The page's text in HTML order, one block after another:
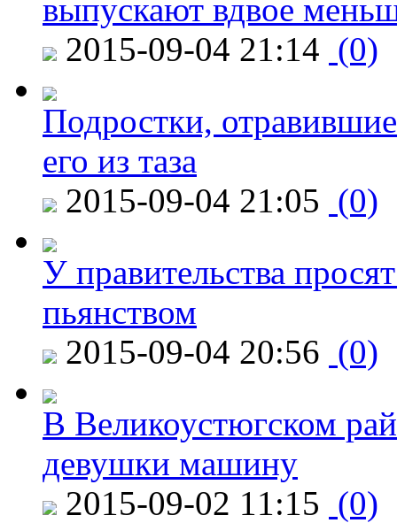
выпускают вдвое
2015-09-04 21:14 (0)
Подростки,
его из таза
2015-09-04 21:05 (0)
У правительства
пьянством
2015-09-04 20:56 (0)
В Великоустюгском
девушки машину
2015-09-02 11:15 (0)